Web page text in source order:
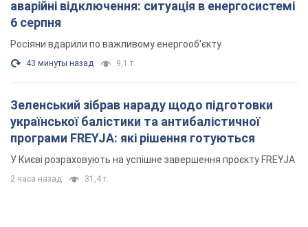
аварійні відключення: ситуація в енергосистемі
6 серпня
Росіяни вдарили по важливому енергооб'єкту
43 минуты назад 9,1 т.
Зеленський зібрав нараду щодо підготовки
української балістики та антибалістичної
програми FREYJA: які рішення готуються
У Києві розраховують на успішне завершення проєкту FREYJA
2 часа назад 31,4 т.